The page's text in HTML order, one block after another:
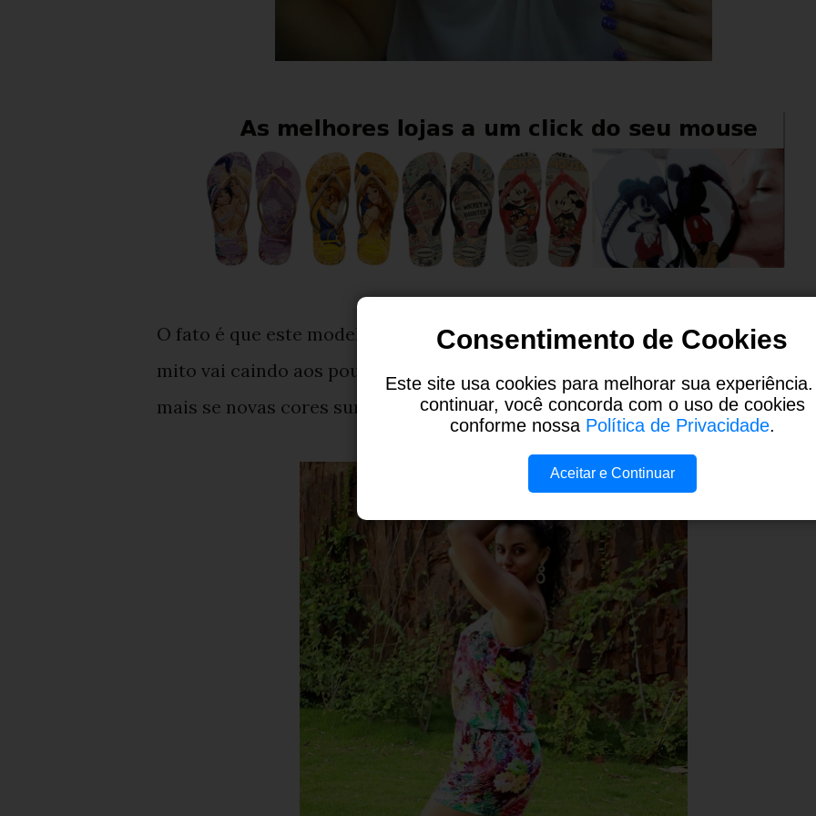
O fato é que este modelo no passado foi símbolo da classe pobre, porém este
mito vai caindo aos poucos e tem muita gente preferindo este modelo, ainda
mais se novas cores surgirem.
Consentimento de Cookies
Este site usa cookies para melhorar sua experiência.
continuar, você concorda com o uso de cookies
conforme nossa Política de Privacidade.
Aceitar e Continuar